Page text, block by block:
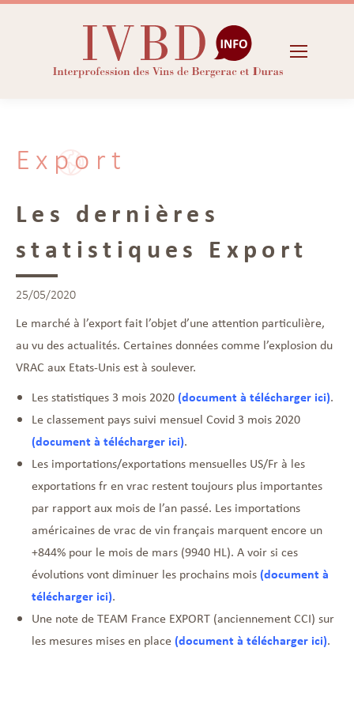
Export
Les dernières
statistiques Export
25/05/2020
Le marché à l’export fait l’objet d’une attention particulière,
au vu des actualités. Certaines données comme l’explosion du
VRAC aux Etats-Unis est à soulever.
Les statistiques 3 mois 2020(document à télécharger ici).
Le classement pays suivi mensuel Covid 3 mois 2020
(document à télécharger ici).
Les importations/exportations mensuelles US/Fr à les
exportations fr en vrac restent toujours plus importantes
par rapport aux mois de l’an passé. Les importations
américaines de vrac de vin français marquent encore un
+844% pour le mois de mars (9940 HL). A voir si ces
évolutions vont diminuer les prochains mois(document à
télécharger ici).
Une note de TEAM France EXPORT (anciennement CCI) sur
les mesures mises en place(document à télécharger ici).